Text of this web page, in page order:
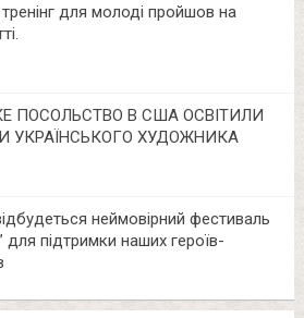
для молоді пройшов на
ПОСОЛЬСТВО В США ОСВІТИЛИ
УКРАЇНСЬКОГО ХУДОЖНИКА
неймовірний фестиваль
для підтримки наших героїв-